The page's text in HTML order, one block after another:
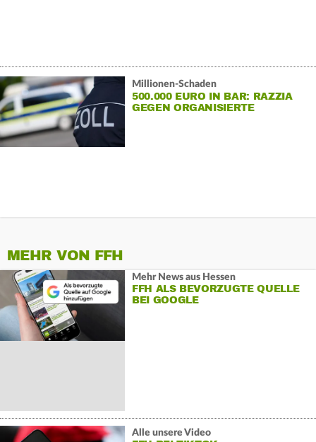
Millionen-Schaden
500.000 EURO IN BAR: RAZZIA
GEGEN ORGANISIERTE
MEHR VON FFH
Mehr News aus Hessen
FFH ALS BEVORZUGTE QUELLE
BEI GOOGLE
Alle unsere Video